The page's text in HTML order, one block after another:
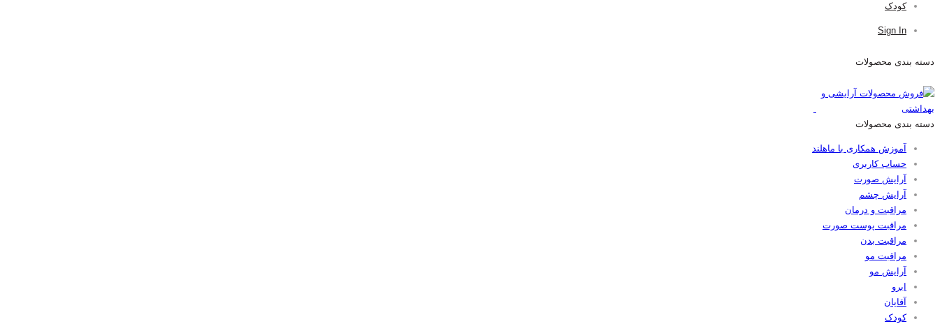
کودک
Sign In
دسته بندی محصولات
دسته بندی محصولات
آموزش همکاری با ماهلند
حساب کاربری
آرایش صورت
آرایش چشم
مراقبت و درمان
مراقبت پوست صورت
مراقبت بدن
مراقبت مو
آرایش مو
ابرو
آقایان
کودک